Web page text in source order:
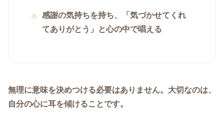
感謝の気持ちを持ち、「気づかせてくれ
てありがとう」と心の中で唱える
無理に意味を決めつける必要はありません。大切なのは、
自分の心に耳を傾けることです。